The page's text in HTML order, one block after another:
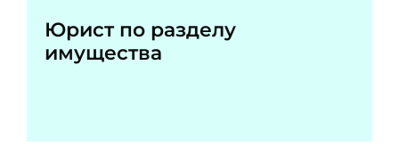
Юрист по разделу
имущества